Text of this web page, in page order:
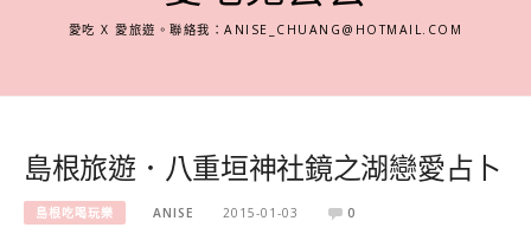
愛吃 X 愛旅遊。聯絡我：ANISE_CHUANG@HOTMAIL.COM
島根旅遊．八重垣神社鏡之湖戀愛占卜
島根吃喝玩樂 ANISE 2015-01-03 0